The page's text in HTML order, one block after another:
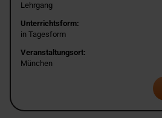
Lehrgang
Unterrichtsform:
in Tagesform
Veranstaltungsort:
München